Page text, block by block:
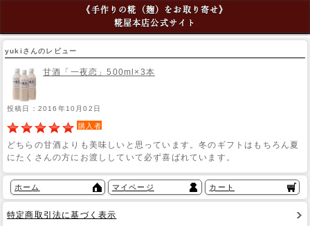
《手作りの糀（麹）をお取り寄せ》
糀屋本店公式サイト
yukiさんのレビュー
甘酒「一夜恋」500ml×3本
投稿日：2016年10月02日
購入者
どちらの甘酒よりも美味しいと思っています。冬のギフトはもちろん夏
にたくさんの方にお渡ししていて必ず喜ばれています。
ホーム マイページ カート
特定商取引法に基づく表示